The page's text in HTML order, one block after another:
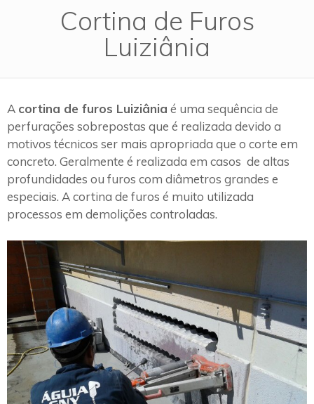
Cortina de Furos
Luiziânia
A cortina de furos Luiziânia é uma sequência de
perfurações sobrepostas que é realizada devido a
motivos técnicos ser mais apropriada que o corte em
concreto. Geralmente é realizada em casos de altas
profundidades ou furos com diâmetros grandes e
especiais. A cortina de furos é muito utilizada
processos em demolições controladas.